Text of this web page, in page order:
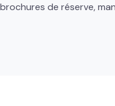
de réserve,